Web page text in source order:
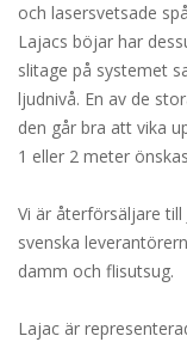
och lasersvetsade
Lajacs böjar har
slitage på systemet
ljudnivå. En av de
den går bra att vika
1 eller 2 meter
Vi är återförsäljare till
svenska
damm och flisutsug.
Lajac är